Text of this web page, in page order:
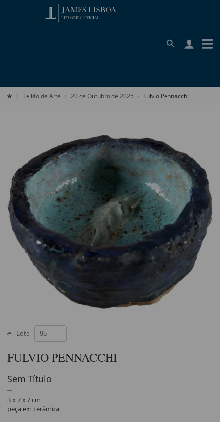
Leilão de Arte 20 de Outubro de 2025 Fulvio Pennacchi
Lote
FULVIO PENNACCHI
Sem Título
3 x 7 x 7 cm
peça em cerâmica